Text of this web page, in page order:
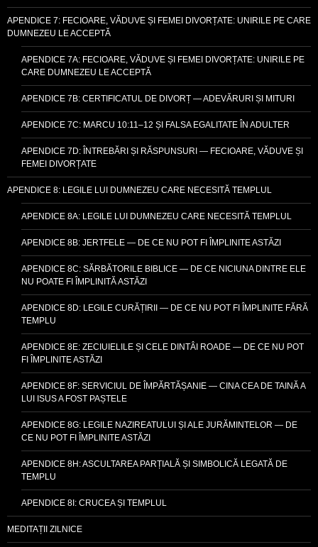
APENDICE 7: FECIOARE, VĂDUVE ȘI FEMEI DIVORȚATE: UNIRILE PE CARE
DUMNEZEU LE ACCEPTĂ
APENDICE 7A: FECIOARE, VĂDUVE ȘI FEMEI DIVORȚATE: UNIRILE PE
CARE DUMNEZEU LE ACCEPTĂ
APENDICE 7B: CERTIFICATUL DE DIVORȚ — ADEVĂRURI ȘI MITURI
APENDICE 7C: MARCU 10:11–12 ȘI FALSA EGALITATE ÎN ADULTER
APENDICE 7D: ÎNTREBĂRI ȘI RĂSPUNSURI — FECIOARE, VĂDUVE ȘI
FEMEI DIVORȚATE
APENDICE 8: LEGILE LUI DUMNEZEU CARE NECESITĂ TEMPLUL
APENDICE 8A: LEGILE LUI DUMNEZEU CARE NECESITĂ TEMPLUL
APENDICE 8B: JERTFELE — DE CE NU POT FI ÎMPLINITE ASTĂZI
APENDICE 8C: SĂRBĂTORILE BIBLICE — DE CE NICIUNA DINTRE ELE
NU POATE FI ÎMPLINITĂ ASTĂZI
APENDICE 8D: LEGILE CURĂȚIRII — DE CE NU POT FI ÎMPLINITE FĂRĂ
TEMPLU
APENDICE 8E: ZECIUIELILE ȘI CELE DINTÂI ROADE — DE CE NU POT
FI ÎMPLINITE ASTĂZI
APENDICE 8F: SERVICIUL DE ÎMPĂRTĂȘANIE — CINA CEA DE TAINĂ A
LUI ISUS A FOST PAȘTELE
APENDICE 8G: LEGILE NAZIREATULUI ȘI ALE JURĂMINTELOR — DE
CE NU POT FI ÎMPLINITE ASTĂZI
APENDICE 8H: ASCULTAREA PARȚIALĂ ȘI SIMBOLICĂ LEGATĂ DE
TEMPLU
APENDICE 8I: CRUCEA ȘI TEMPLUL
MEDITAȚII ZILNICE